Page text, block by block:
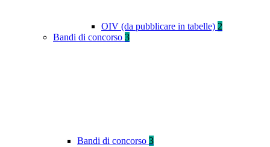
OIV (da pubblicare in tabelle) 2
Bandi di concorso 3
Bandi di concorso 3